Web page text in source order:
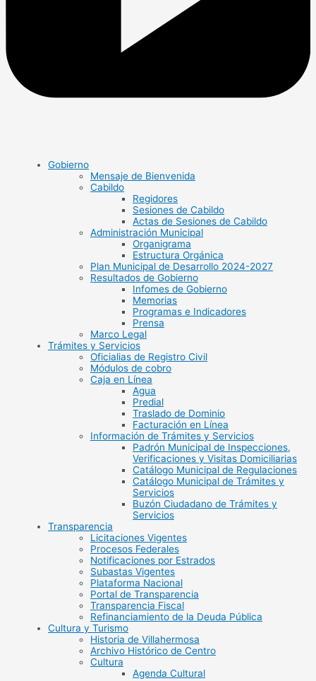
Gobierno
Mensaje de Bienvenida
Cabildo
Regidores
Sesiones de Cabildo
Actas de Sesiones de Cabildo
Administración Municipal
Organigrama
Estructura Orgánica
Plan Municipal de Desarrollo 2024-2027
Resultados de Gobierno
Infomes de Gobierno
Memorias
Programas e Indicadores
Prensa
Marco Legal
Trámites y Servicios
Oficialias de Registro Civil
Módulos de cobro
Caja en Línea
Agua
Predial
Traslado de Dominio
Facturación en Línea
Información de Trámites y Servicios
Padrón Municipal de Inspecciones,
Verificaciones y Visitas Domiciliarias
Catálogo Municipal de Regulaciones
Catálogo Municipal de Trámites y
Servicios
Buzón Ciudadano de Trámites y
Servicios
Transparencia
Licitaciones Vigentes
Procesos Federales
Notificaciones por Estrados
Subastas Vigentes
Plataforma Nacional
Portal de Transparencia
Transparencia Fiscal
Refinanciamiento de la Deuda Pública
Cultura y Turismo
Historia de Villahermosa
Archivo Histórico de Centro
Cultura
Agenda Cultural